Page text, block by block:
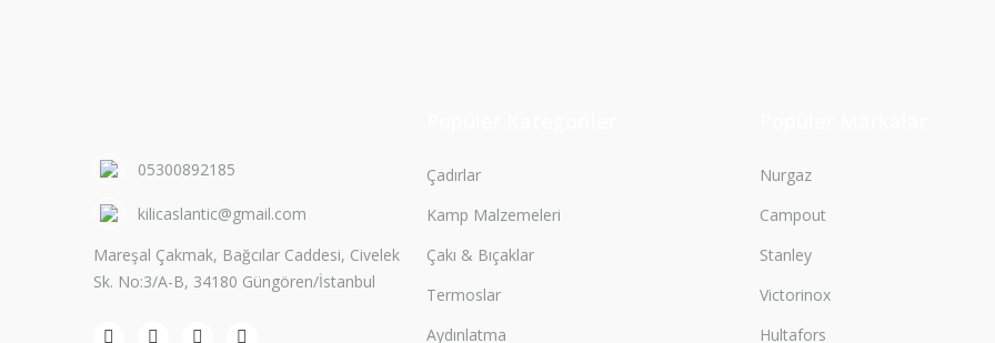
05300892185
kilicaslantic@gmail.com
Mareşal Çakmak, Bağcılar Caddesi, Civelek
Sk. No:3/A-B, 34180 Güngören/İstanbul
Çadırlar
Kamp Malzemeleri
Çakı & Bıçaklar
Termoslar
Aydınlatma
Nurgaz
Campout
Stanley
Victorinox
Hultafors